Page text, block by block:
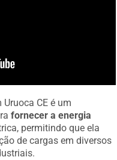
CE é um
fornecer a energia
permitindo que ela
de cargas em diversos